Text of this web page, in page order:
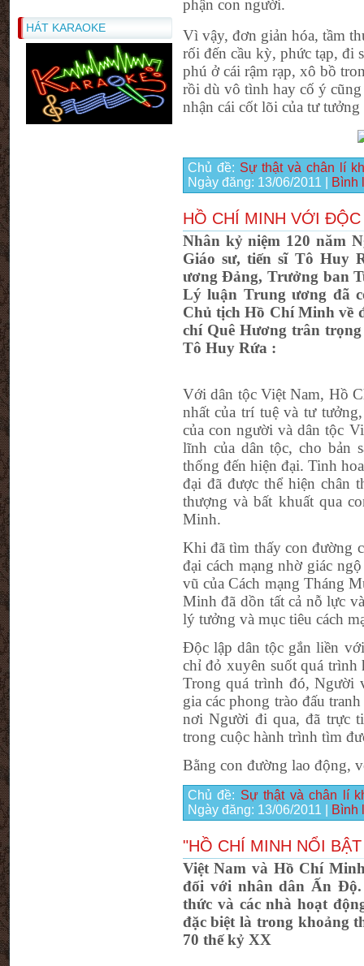
HÁT KARAOKE
phận con người.
Vì vậy, đơn giản hóa, tầm
rối đến cầu kỳ, phức tạp, đi
phú ở cái rậm rạp, xô bồ
rồi dù vô tình hay cố ý cũng
nhận cái cốt lõi của tư
Chủ đề: Sự thật và chân lí
Ngày đăng: 13/06/2011 Bình
HỒ CHÍ MINH VỚI
Nhân kỷ niệm 120 năm
Giáo sư, tiến sĩ Tô Huy
ương Đảng, Trưởng ban
Lý luận Trung ương đã
Chủ tịch Hồ Chí Minh về
chí Quê Hương trân
Tô Huy Rứa :
Với dân tộc Việt Nam, Hồ
nhất của trí tuệ và tư
của con người và dân tộc
lĩnh của dân tộc, cho bản
thống đến hiện đại. Tinh
đại đã được thể hiện chân
thượng và bất khuất qua
Minh.
Khi đã tìm thấy con đường
đại cách mạng nhờ giác
vũ của Cách mạng Tháng
Minh đã dồn tất cả nỗ lực
lý tưởng và mục tiêu cách
Độc lập dân tộc gắn liền
chỉ đỏ xuyên suốt quá
Trong quá trình đó, Người
gia các phong trào đấu
nơi Người đi qua, đã trực
trong cuộc hành trình tìm
Bằng con đường lao động,
Chủ đề: Sự thật và chân lí
Ngày đăng: 13/06/2011 Bình
"HỒ CHÍ MINH NỔI
Việt Nam và Hồ Chí
đối với nhân dân Ấn
thức và các nhà hoạt
đặc biệt là trong khoảng
70 thế kỷ XX